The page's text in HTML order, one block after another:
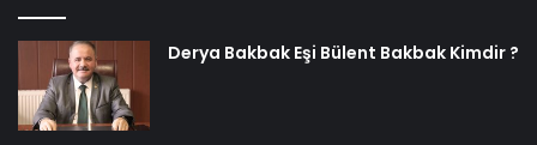
Derya Bakbak Eşi Bülent Bakbak Kimdir ?